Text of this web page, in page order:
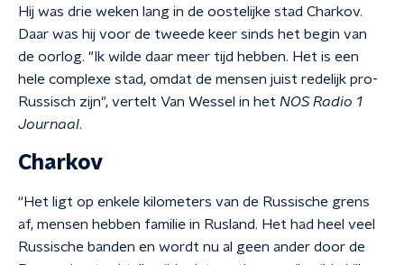
Hij was drie weken lang in de oostelijke stad Charkov.
Daar was hij voor de tweede keer sinds het begin van
de oorlog. "Ik wilde daar meer tijd hebben. Het is een
hele complexe stad, omdat de mensen juist redelijk pro-
Russisch zijn", vertelt Van Wessel in het NOS Radio 1
Journaal.
Charkov
“Het ligt op enkele kilometers van de Russische grens
af, mensen hebben familie in Rusland. Het had heel veel
Russische banden en wordt nu al geen ander door de